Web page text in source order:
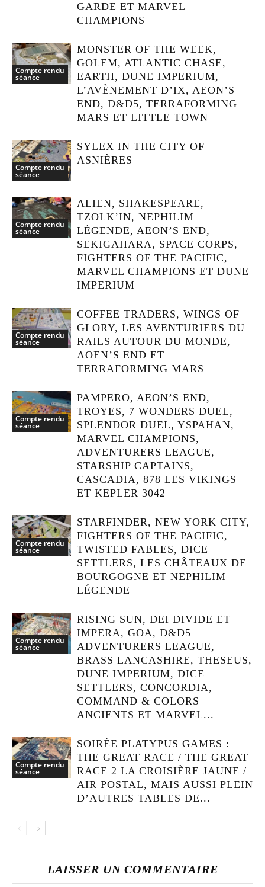
GARDE ET MARVEL
CHAMPIONS
Compte rendu
séance
MONSTER OF THE WEEK,
GOLEM, ATLANTIC CHASE,
EARTH, DUNE IMPERIUM,
L’AVÈNEMENT D’IX, AEON’S
END, D&D5, TERRAFORMING
MARS ET LITTLE TOWN
Compte rendu
séance
SYLEX IN THE CITY OF
ASNIÈRES
Compte rendu
séance
ALIEN, SHAKESPEARE,
TZOLK’IN, NEPHILIM
LÉGENDE, AEON’S END,
SEKIGAHARA, SPACE CORPS,
FIGHTERS OF THE PACIFIC,
MARVEL CHAMPIONS ET DUNE
IMPERIUM
Compte rendu
séance
COFFEE TRADERS, WINGS OF
GLORY, LES AVENTURIERS DU
RAILS AUTOUR DU MONDE,
AOEN’S END ET
TERRAFORMING MARS
Compte rendu
séance
PAMPERO, AEON’S END,
TROYES, 7 WONDERS DUEL,
SPLENDOR DUEL, YSPAHAN,
MARVEL CHAMPIONS,
ADVENTURERS LEAGUE,
STARSHIP CAPTAINS,
CASCADIA, 878 LES VIKINGS
ET KEPLER 3042
Compte rendu
séance
STARFINDER, NEW YORK CITY,
FIGHTERS OF THE PACIFIC,
TWISTED FABLES, DICE
SETTLERS, LES CHÂTEAUX DE
BOURGOGNE ET NEPHILIM
LÉGENDE
Compte rendu
séance
RISING SUN, DEI DIVIDE ET
IMPERA, GOA, D&D5
ADVENTURERS LEAGUE,
BRASS LANCASHIRE, THESEUS,
DUNE IMPERIUM, DICE
SETTLERS, CONCORDIA,
COMMAND & COLORS
ANCIENTS ET MARVEL...
Compte rendu
séance
SOIRÉE PLATYPUS GAMES :
THE GREAT RACE / THE GREAT
RACE 2 LA CROISIÈRE JAUNE /
AIR POSTAL, MAIS AUSSI PLEIN
D’AUTRES TABLES DE...
LAISSER UN COMMENTAIRE